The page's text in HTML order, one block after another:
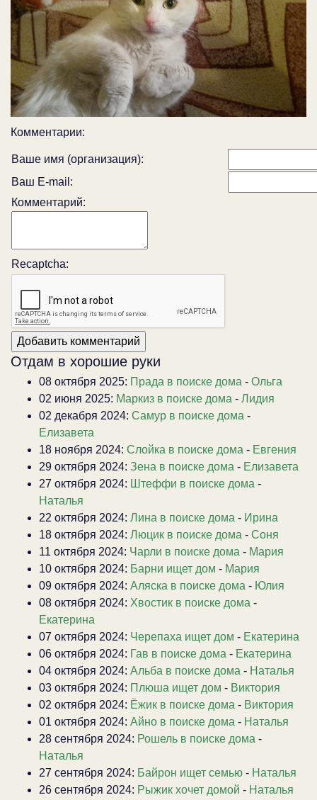
Комментарии:
Ваше имя (организация):
Ваш E-mail:
Комментарий:
Recaptcha:
Отдам в хорошие руки
08 октября 2025: Прада в поиске дома - Ольга
02 июня 2025: Маркиз в поиске дома - Лидия
02 декабря 2024: Самур в поиске дома -
Елизавета
18 ноября 2024: Слойка в поиске дома - Евгения
29 октября 2024: Зена в поиске дома - Елизавета
27 октября 2024: Штеффи в поиске дома -
Наталья
22 октября 2024: Лина в поиске дома - Ирина
18 октября 2024: Люцик в поиске дома - Соня
11 октября 2024: Чарли в поиске дома - Мария
10 октября 2024: Барни ищет дом - Мария
09 октября 2024: Аляска в поиске дома - Юлия
08 октября 2024: Хвостик в поиске дома -
Екатерина
07 октября 2024: Черепаха ищет дом - Екатерина
06 октября 2024: Гав в поиске дома - Екатерина
04 октября 2024: Альба в поиске дома - Наталья
03 октября 2024: Плюша ищет дом - Виктория
02 октября 2024: Ёжик в поиске дома - Виктория
01 октября 2024: Айно в поиске дома - Наталья
28 сентября 2024: Рошель в поиске дома -
Наталья
27 сентября 2024: Байрон ищет семью - Наталья
26 сентября 2024: Рыжик хочет домой - Наталья